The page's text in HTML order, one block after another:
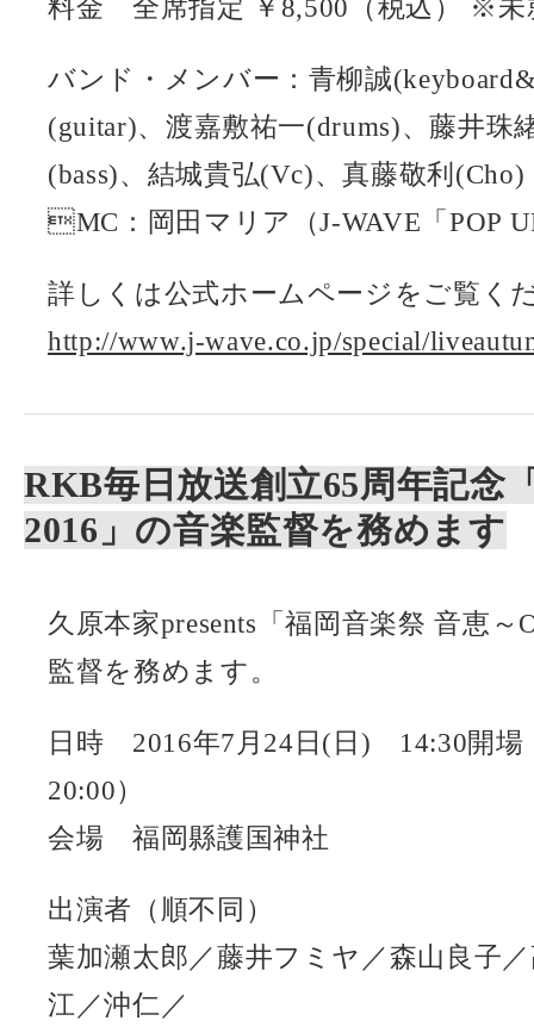
料金 全席指定 ￥8,500（税込） ※未
バンド・メンバー：青柳誠
(guitar)、渡嘉敷祐一(drums)、藤井珠
(bass)、結城貴弘(Vc)、真藤敬利(Cho)
MC：岡田マリア（J-WAVE「POP
詳しくは公式ホームページをご覧く
http://www.j-wave.co.jp/special/
RKB毎日放送創立65周年記念
2016」の音楽監督を務めます
久原本家presents「福岡音楽祭 音恵
監督を務めます。
日時 2016年7月24日(日) 14:30開
20:00）
会場 福岡縣護国神社
出演者（順不同）
葉加瀬太郎／藤井フミヤ／森山良子
江／沖仁／